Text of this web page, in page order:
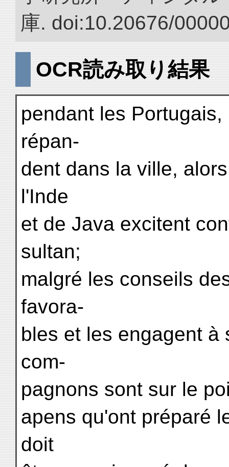
庫. doi:10.20676/
OCR読み取り結果
pendant les
répan-
dent dans la ville,
l'Inde
et de Java excitent
sultan;
malgré les conseils
favora-
bles et les engagent à
com-
pagnons sont sur le
apens qu'ont préparé
doit